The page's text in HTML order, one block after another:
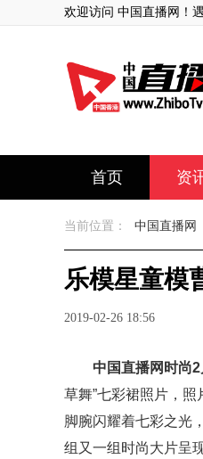
欢迎访问 中国直播网！
首页 资
当前位置： 中国直播网
乐模星童模
2019-02-26 18:56
中国直播网时尚
草舞”七彩裙照片，
脚腕闪耀着七彩之光
组又一组时尚大片呈